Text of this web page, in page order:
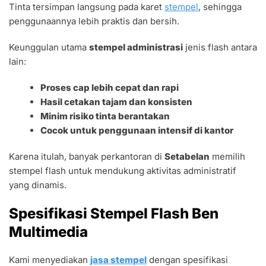
Tinta tersimpan langsung pada karet stempel, sehingga
penggunaannya lebih praktis dan bersih.
Keunggulan utama stempel administrasi jenis flash antara
lain:
Proses cap lebih cepat dan rapi
Hasil cetakan tajam dan konsisten
Minim risiko tinta berantakan
Cocok untuk penggunaan intensif di kantor
Karena itulah, banyak perkantoran di Setabelan memilih
stempel flash untuk mendukung aktivitas administratif
yang dinamis.
Spesifikasi Stempel Flash Ben
Multimedia
Kami menyediakan jasa stempel dengan spesifikasi